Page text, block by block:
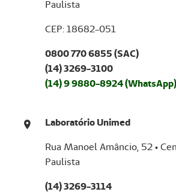
Rua Manoel Amâncio, 65 •
Paulista
CEP: 18682-051
0800 770 6855 (SAC)
(14) 3269-3100
Laboratório Unimed
Rua Manoel Amâncio, 52 •
Paulista